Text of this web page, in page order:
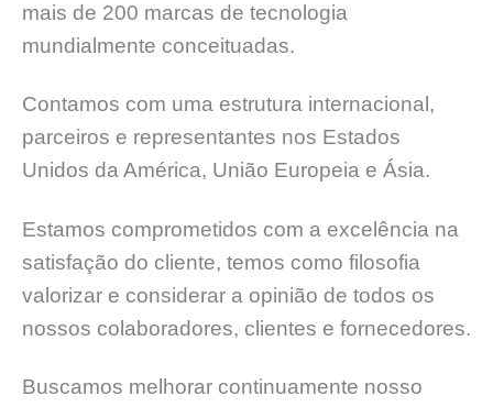
mais de 200 marcas de tecnologia
mundialmente conceituadas.
Contamos com uma estrutura internacional,
parceiros e representantes nos Estados
Unidos da América, União Europeia e Ásia.
Estamos comprometidos com a excelência na
satisfação do cliente, temos como filosofia
valorizar e considerar a opinião de todos os
nossos colaboradores, clientes e fornecedores.
Buscamos melhorar continuamente nosso